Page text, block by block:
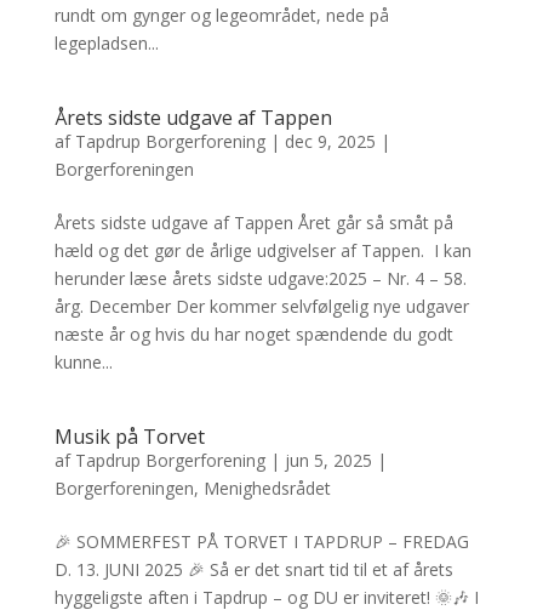
rundt om gynger og legeområdet, nede på
legepladsen...
Årets sidste udgave af Tappen
af Tapdrup Borgerforening| dec 9, 2025 |
Borgerforeningen
Årets sidste udgave af Tappen Året går så småt på
hæld og det gør de årlige udgivelser af Tappen. I kan
herunder læse årets sidste udgave:2025 – Nr. 4 – 58.
årg. December Der kommer selvfølgelig nye udgaver
næste år og hvis du har noget spændende du godt
kunne...
Musik på Torvet
af Tapdrup Borgerforening| jun 5, 2025 |
Borgerforeningen, Menighedsrådet
🎉 SOMMERFEST PÅ TORVET I TAPDRUP – FREDAG
D. 13. JUNI 2025 🎉 Så er det snart tid til et af årets
hyggeligste aften i Tapdrup – og DU er inviteret! 🌞🎶 I